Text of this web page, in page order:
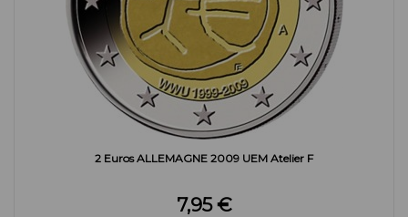
2 Euros ALLEMAGNE 2009 UEM Atelier F
7,95 €